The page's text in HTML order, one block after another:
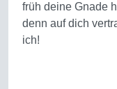
früh deine Gnade
denn auf dich
ich!